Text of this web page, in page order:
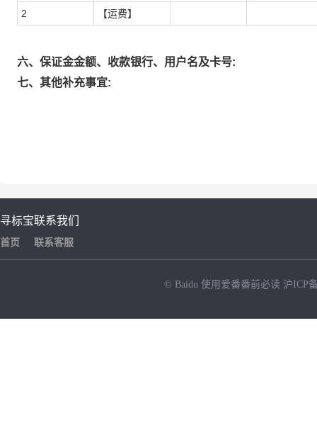
2 【运费】
六、保证金金额、收款银行、用户名及卡号:
七、其他补充事宜:
寻标宝
首页
联系我们
联系客服
© Baidu 使用爱番番前必读 沪ICP